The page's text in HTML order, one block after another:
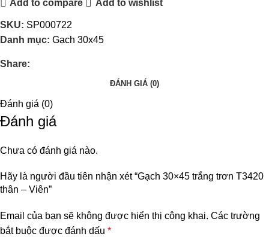
Add to compare Add to wishlist
SKU: SP000722
Danh mục: Gạch 30x45
Share:
ĐÁNH GIÁ (0)
Đánh giá (0)
Đánh giá
Chưa có đánh giá nào.
Hãy là người đầu tiên nhận xét “Gạch 30×45 trắng trơn T3420
thân – Viên”
Email của bạn sẽ không được hiển thị công khai. Các trường
bắt buộc được đánh dấu *